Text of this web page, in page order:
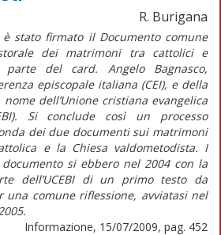
R. Burigana
stato firmato il Documento comune
dei matrimoni tra cattolici e
del card. Angelo Bagnasco,
episcopale italiana (CEI), e della
dell’Unione cristiana evangelica
Si conclude così un processo
dei due documenti sui matrimoni
e la Chiesa valdometodista. I
si ebbero nel 2004 con la
dell’UCEBI di un primo testo da
una comune riflessione, avviatasi nel
Informazione, 15/07/2009, pag. 452